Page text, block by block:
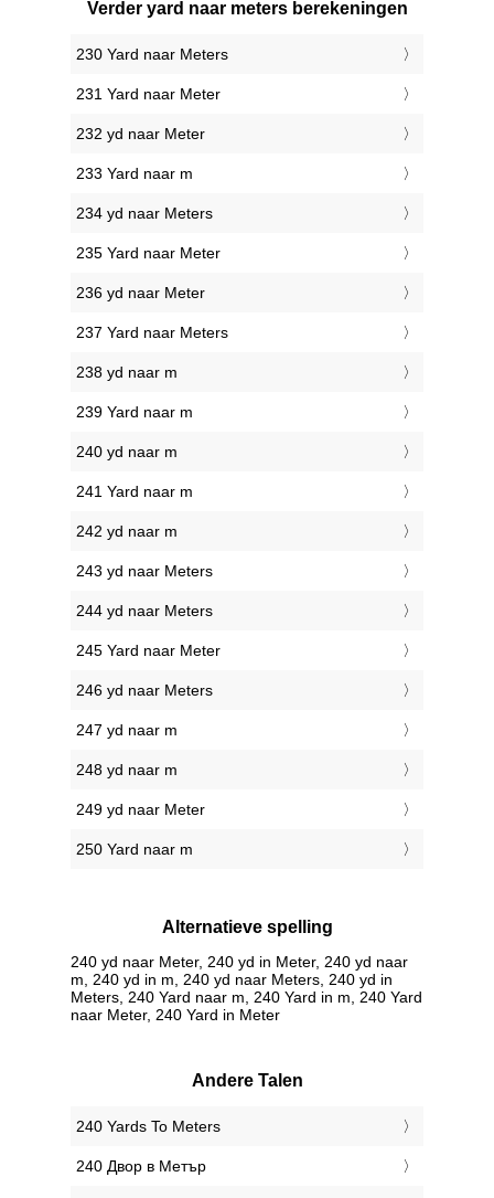
Verder yard naar meters berekeningen
230 Yard naar Meters
231 Yard naar Meter
232 yd naar Meter
233 Yard naar m
234 yd naar Meters
235 Yard naar Meter
236 yd naar Meter
237 Yard naar Meters
238 yd naar m
239 Yard naar m
240 yd naar m
241 Yard naar m
242 yd naar m
243 yd naar Meters
244 yd naar Meters
245 Yard naar Meter
246 yd naar Meters
247 yd naar m
248 yd naar m
249 yd naar Meter
250 Yard naar m
Alternatieve spelling
240 yd naar Meter, 240 yd in Meter, 240 yd naar
m, 240 yd in m, 240 yd naar Meters, 240 yd in
Meters, 240 Yard naar m, 240 Yard in m, 240 Yard
naar Meter, 240 Yard in Meter
Andere Talen
‎240 Yards To Meters
‎240 Двор в Метър